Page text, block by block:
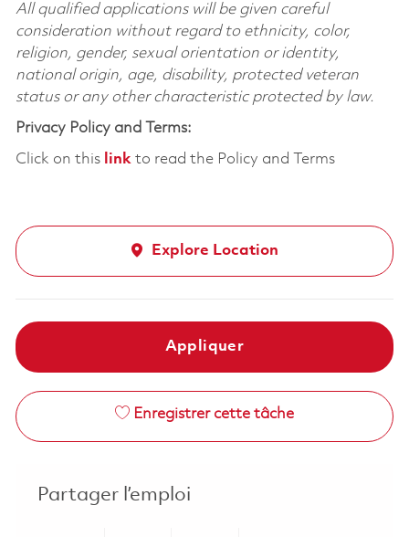
All qualified applications will be given careful
consideration without regard to ethnicity, color,
religion, gender, sexual orientation or identity,
national origin, age, disability, protected veteran
status or any other characteristic protected by law.
Privacy Policy and Terms:
Click on this linkto read the Policy and Terms
Explore Location
Appliquer
Enregistrer cette tâche
Partager l’emploi